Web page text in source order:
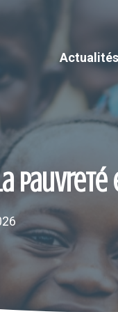
Actualités
pauvreté